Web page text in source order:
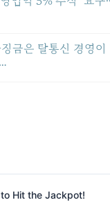
금은 탈통신 경영이
Hit the Jackpot!